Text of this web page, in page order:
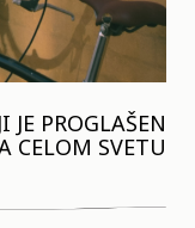
JE PROGLAŠEN
CELOM SVETU